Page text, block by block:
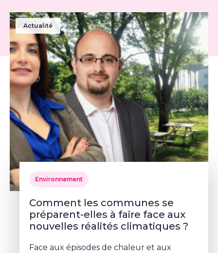
Actualité
Environnement
Comment les communes se
préparent-elles à faire face aux
nouvelles réalités climatiques ?
Face aux épisodes de chaleur et aux